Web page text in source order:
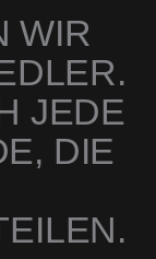
WIR
JEDE
DIE